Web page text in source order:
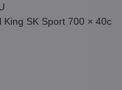
King SK Sport 700 × 40c